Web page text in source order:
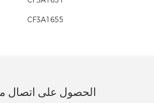
الحصول على اتصال